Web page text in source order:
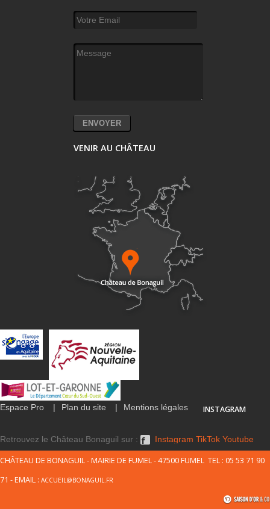
Votre Email
Message
VENIR AU CHÂTEAU
Espace Pro Plan du site Mentions légales INSTAGRAM
Retrouvez le Château Bonaguil sur : Instagram TikTok Youtube
CHÂTEAU DE BONAGUIL - MAIRIE DE FUMEL - 47500 FUMEL TEL : 05 53 71 90
71 - EMAIL : ACCUEIL@BONAGUIL.FR